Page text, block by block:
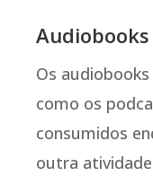
Audiobooks
Os
como os
consumidos
outra